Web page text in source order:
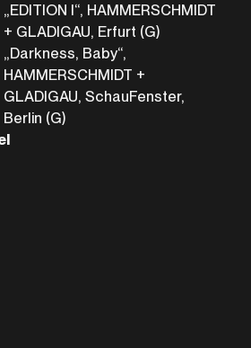
„EDITION I“, HAMMERSCHMIDT
+ GLADIGAU, Erfurt (G)
„Darkness, Baby“,
HAMMERSCHMIDT +
GLADIGAU, SchauFenster,
Berlin (G)